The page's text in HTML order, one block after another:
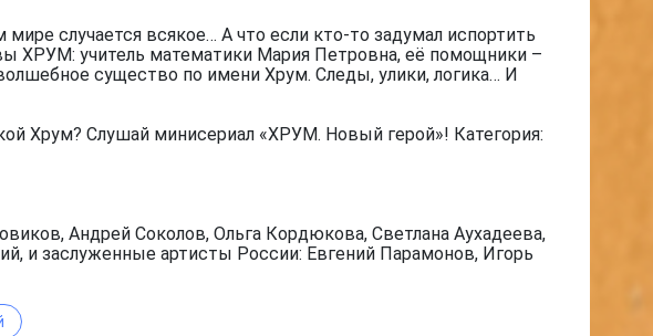
случается всякое… А что если кто-то задумал испортить
ХРУМ: учитель математики Мария Петровна, её помощники –
существо по имени Хрум. Следы, улики, логика… И
Хрум? Слушай минисериал «ХРУМ. Новый герой»! Категория:
Андрей Соколов, Ольга Кордюкова, Светлана Аухадеева,
и заслуженные артисты России: Евгений Парамонов, Игорь